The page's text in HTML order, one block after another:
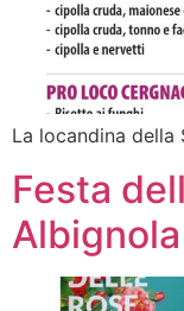
La locandina della
Festa
Albignola